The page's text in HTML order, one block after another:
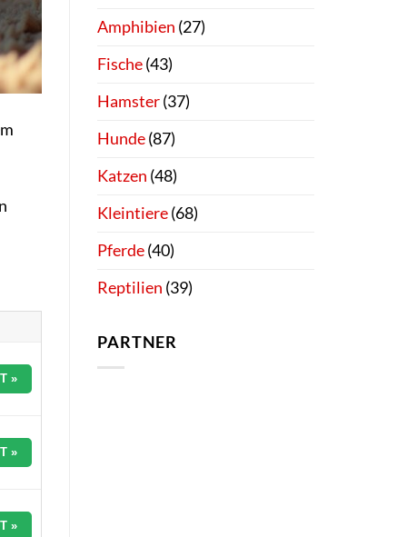
»
»
»
Amphibien (27)
Fische(43)
Hamster(37)
Hunde(87)
Katzen (48)
Kleintiere(68)
Pferde(40)
Reptilien (39)
PARTNER